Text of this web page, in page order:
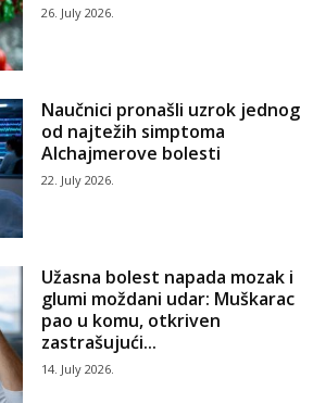
26. July 2026.
Naučnici pronašli uzrok jednog
od najtežih simptoma
Alchajmerove bolesti
22. July 2026.
Užasna bolest napada mozak i
glumi moždani udar: Muškarac
pao u komu, otkriven
zastrašujući...
14. July 2026.